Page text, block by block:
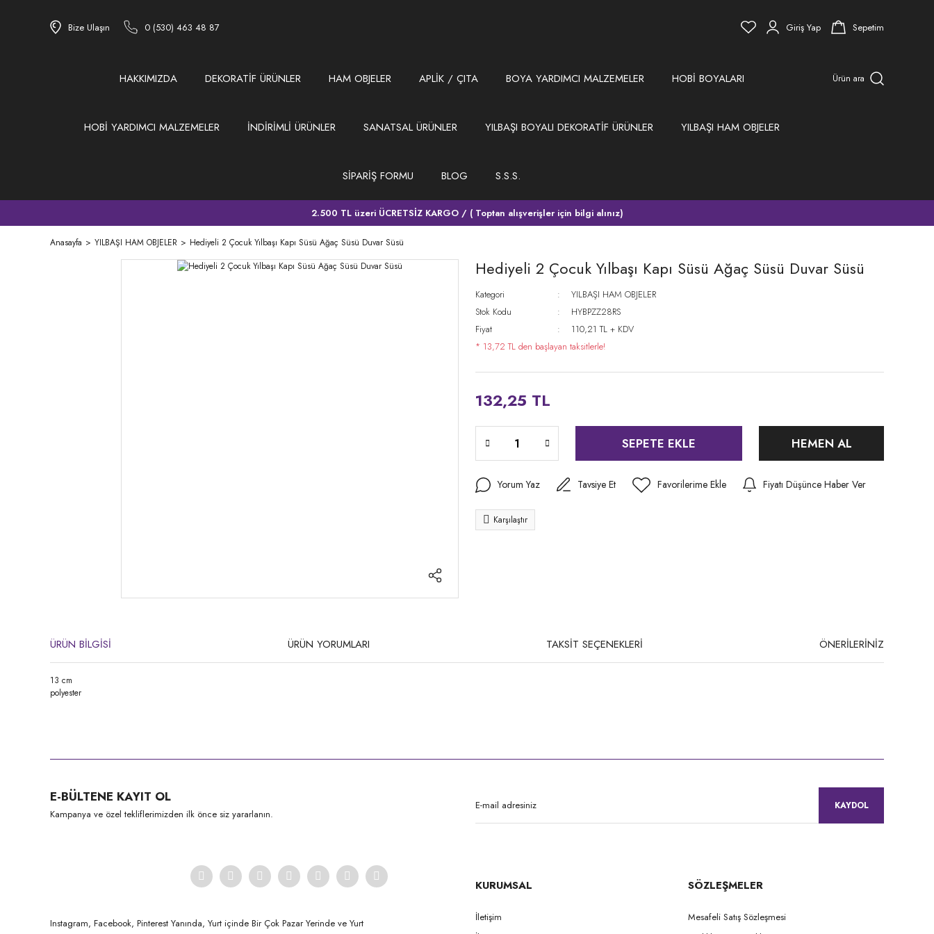
Bize Ulaşın 0 (530) 463 48 87 Giriş Yap Sepetim
HAKKIMIZDA DEKORATİF ÜRÜNLER HAM OBJELER APLİK / ÇITA BOYA YARDIMCI MALZEMELER HOBİ BOYALARI
HOBİ YARDIMCI MALZEMELER İNDİRİMLİ ÜRÜNLER SANATSAL ÜRÜNLER YILBAŞI BOYALI DEKORATİF ÜRÜNLER YILBAŞI HAM OBJELER
SİPARİŞ FORMU BLOG S.S.S.
Ürün ara
2.500 TL üzeri ÜCRETSİZ KARGO / ( Toptan alışverişler için bilgi alınız)
Anasayfa YILBAŞI HAM OBJELER Hediyeli 2 Çocuk Yılbaşı Kapı Süsü Ağaç Süsü Duvar Süsü
Hediyeli 2 Çocuk Yılbaşı Kapı Süsü Ağaç Süsü Duvar Süsü
Kategori
YILBAŞI HAM OBJELER
Stok Kodu
HYBPZZ28RS
Fiyat
110,21 TL + KDV
* 13,72 TL den başlayan taksitlerle!
132,25 TL
SEPETE EKLE HEMEN AL
Yorum Yaz Tavsiye Et Fiyatı Düşünce Haber Ver
Karşılaştır
ÜRÜN BİLGİSİ ÜRÜN YORUMLARI TAKSİT SEÇENEKLERİ ÖNERİLERİNİZ
13 cm
polyester
Ürün açıklamasında eksik bilgiler bulunuyor.
Ürün bilgilerinde hatalar bulunuyor.
E-BÜLTENE KAYIT OL
Kampanya ve özel tekliflerimizden ilk önce siz yararlanın.
KAYDOL
Instagram, Facebook, Pinterest Yanında, Yurt içinde Bir Çok Pazar Yerinde ve Yurt
KURUMSAL
İletişim
SÖZLEŞMELER
Mesafeli Satış Sözleşmesi